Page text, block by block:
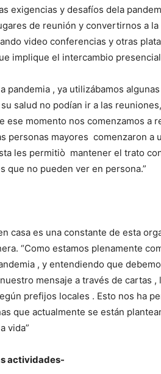
exigencias y desafíos dela
de reunión y convertirnos a
video conferencias y otras
implique el intercambio
pandemia , ya utilizábamos
salud no podían ir a las
ese momento nos comenzamos a
personas mayores comenzaron a
les permitiò mantener el trato
que no pueden ver en persona.”
casa es una constante de esta
“Como estamos plenamente
, y entendiendo que
mensaje a través de cartas
prefijos locales . Esto nos ha
que actualmente se están
vida”
actividades-